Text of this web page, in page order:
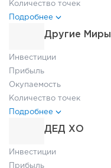
Количество точек
Подробнее
Другие Миры
Инвестиции
Прибыль
Окупаемость
Количество точек
Подробнее
ДЕД ХО
Инвестиции
Прибыль